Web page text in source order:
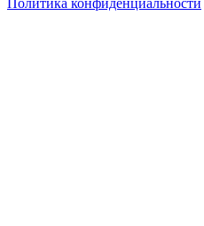
Политика конфиденциальности